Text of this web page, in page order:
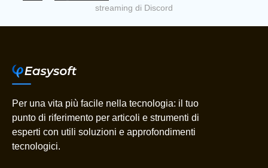
streaming di Discord
Per una vita più facile nella tecnologia: il tuo
punto di riferimento per articoli e strumenti di
esperti con utili soluzioni e approfondimenti
tecnologici.